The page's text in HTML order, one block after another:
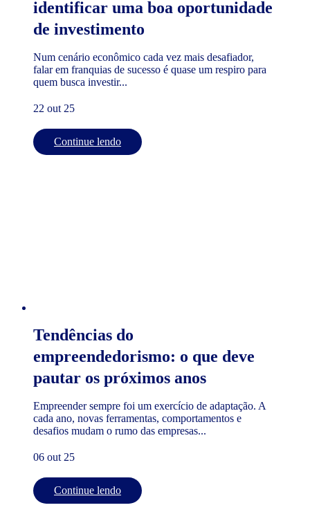
identificar uma boa oportunidade
de investimento
Num cenário econômico cada vez mais desafiador,
falar em franquias de sucesso é quase um respiro para
quem busca investir...
22 out 25
Continue lendo
Tendências do
empreendedorismo: o que deve
pautar os próximos anos
Empreender sempre foi um exercício de adaptação. A
cada ano, novas ferramentas, comportamentos e
desafios mudam o rumo das empresas...
06 out 25
Continue lendo